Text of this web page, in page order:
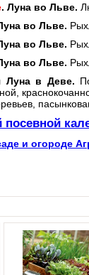
. Луна во Льве.
во Льве.
во Льве.
во Льве.
Луна в Деве.
и огороде